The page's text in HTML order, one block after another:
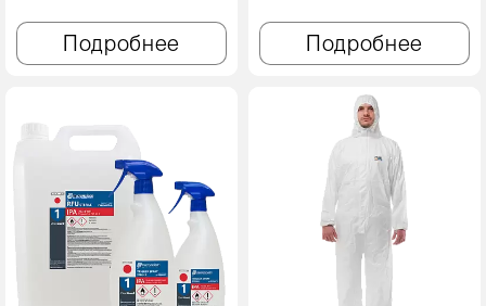
Подробнее Подробнее